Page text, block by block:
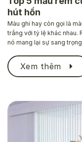
hút hồn
Màu ghi hay còn gọi là
trắng với tỷ lệ khác nhau.
nó mang lại sự sang trọng
Xem thêm